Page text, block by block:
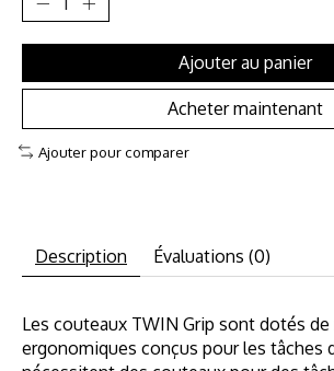
Ajouter au panier
Acheter maintenant
Ajouter pour comparer
Description Évaluations (0)
Les couteaux TWIN Grip sont dotés de
ergonomiques conçus pour les tâches